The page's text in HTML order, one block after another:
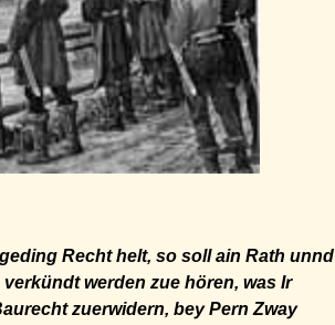
Recht helt, so soll ain Rath unnd
werden zue hören, was Ir
zuerwidern, bey Pern Zway